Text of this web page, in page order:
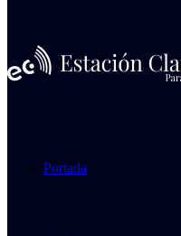
Portada